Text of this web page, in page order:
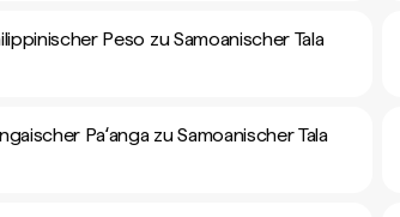
Peso zu Samoanischer Tala
Paʻanga zu Samoanischer Tala